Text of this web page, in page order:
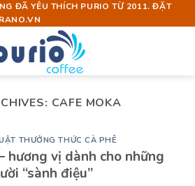
ĐÃ YÊU THÍCH PURIO TỪ 2011. ĐẶT
CAFE MOKA
THƯỞNG THỨC CÀ PHÊ
hương vị dành cho những
“sành điệu”